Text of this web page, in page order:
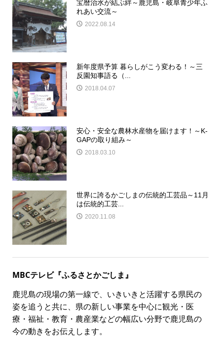
宝暦治水が結ぶ絆～鹿児島・岐阜青少年ふ
れあい交流～
2022.08.14
新年度県予算 暮らしがこう変わる！～三
反園知事語る（...
2018.04.07
安心・安全な農林水産物を届けます！～K-
GAPの取り組み～
2018.03.10
世界に誇るかごしまの伝統的工芸品～11月
は伝統的工芸...
2020.11.08
MBCテレビ『ふるさとかごしま』
鹿児島の現場の第一線で、いきいきと活躍する県民の
姿を追うと共に、県の新しい事業を中心に観光・医
療・福祉・教育・農産業などの幅広い分野で鹿児島の
今の動きをお伝えします。